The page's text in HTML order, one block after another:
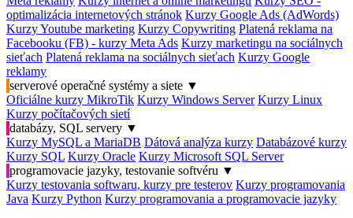
optimalizácia internetových stránok Kurzy Google Ads (AdWords)
Kurzy Youtube marketing Kurzy Copywriting Platená reklama na
Facebooku (FB) - kurzy Meta Ads Kurzy marketingu na sociálnych
sieťach Platená reklama na sociálnych sieťach Kurzy Google
reklamy
serverové operačné systémy a siete ▼
Oficiálne kurzy MikroTik Kurzy Windows Server Kurzy Linux
Kurzy počítačových sietí
databázy, SQL servery ▼
Kurzy MySQL a MariaDB Dátová analýza kurzy Databázové kurzy
Kurzy SQL Kurzy Oracle Kurzy Microsoft SQL Server
programovacie jazyky, testovanie softvéru ▼
Kurzy testovania softwaru, kurzy pre testerov Kurzy programovania
Java Kurzy Python Kurzy programovania a programovacie jazyky